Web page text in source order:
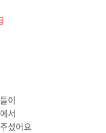
이
서
셨어요